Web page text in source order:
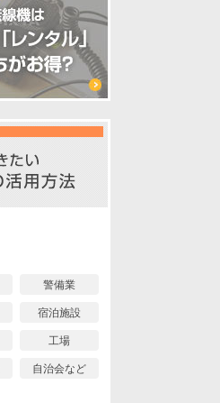
警備業
宿泊施設
工場
自治会など